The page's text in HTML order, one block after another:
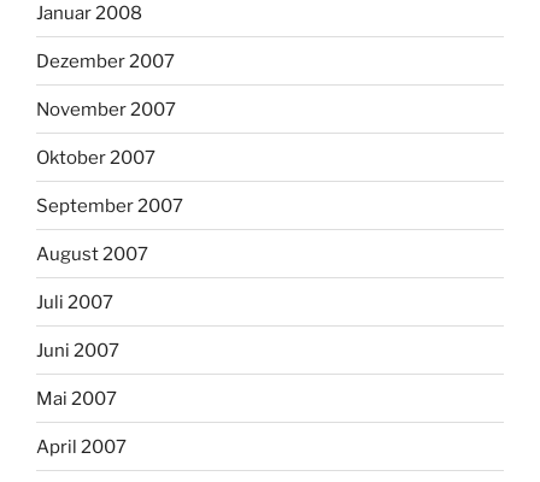
Januar 2008
Dezember 2007
November 2007
Oktober 2007
September 2007
August 2007
Juli 2007
Juni 2007
Mai 2007
April 2007